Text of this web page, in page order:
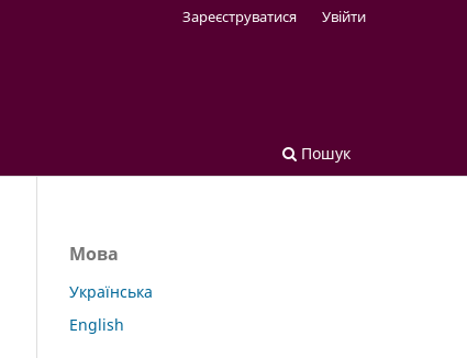
Пошук
Зареєструватися Увійти
Мова
Українська
English